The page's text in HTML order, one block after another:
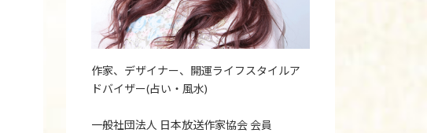
作家、デザイナー、開運ライフスタイルア
ドバイザー(占い・風水)
一般社団法人 日本放送作家協会 会員